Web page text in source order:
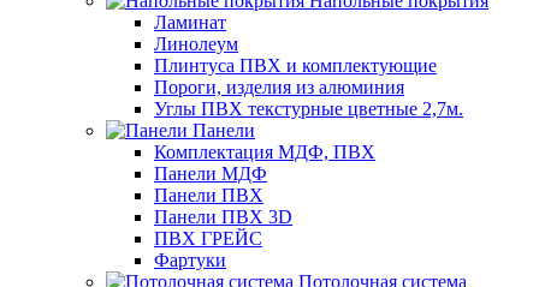
Ламинат
Линолеум
Плинтуса ПВХ и комплектующие
Пороги, изделия из алюминия
Углы ПВХ текстурные цветные 2,7м.
Панели
Комплектация МДФ, ПВХ
Панели МДФ
Панели ПВХ
Панели ПВХ 3D
ПВХ ГРЕЙС
Фартуки
Потолочная система